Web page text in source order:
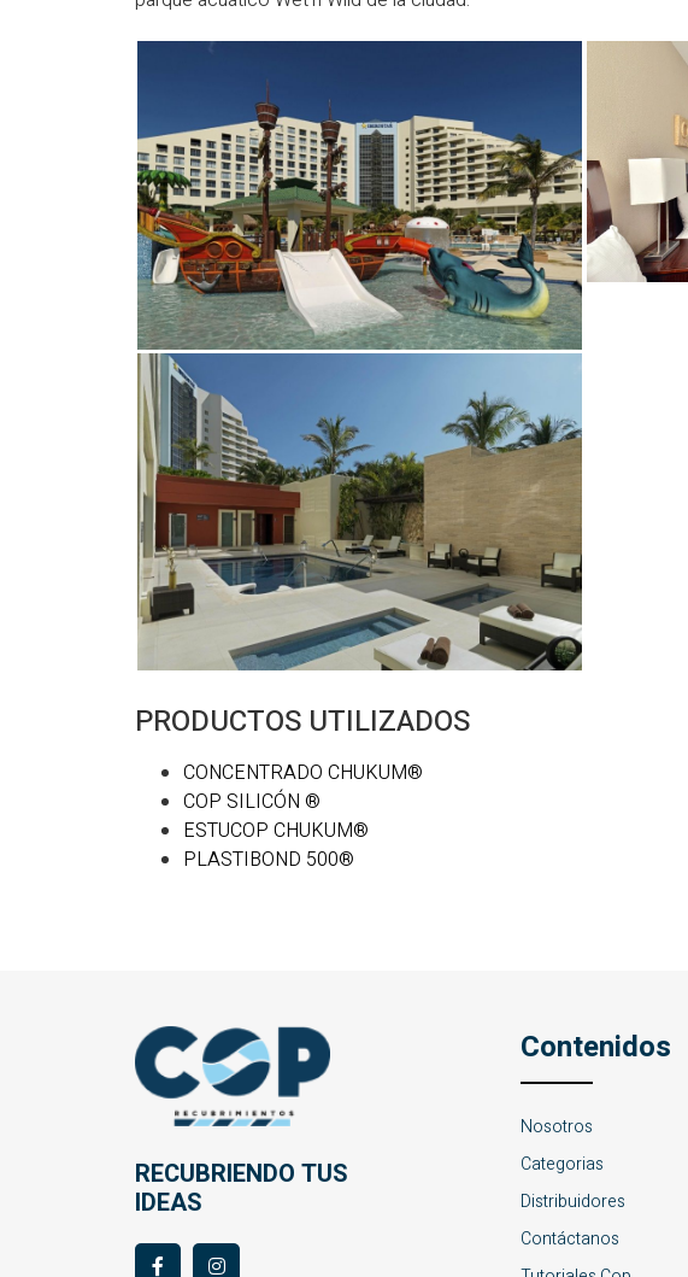
PRODUCTOS UTILIZADOS
CONCENTRADO CHUKUM®
COP SILICÓN ®
ESTUCOP CHUKUM®
PLASTIBOND 500®
RECUBRIENDO TUS
IDEAS
Contenidos
Nosotros
Categorias
Distribuidores
Contáctanos